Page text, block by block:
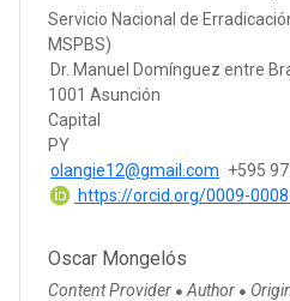
Servicio Nacional de
MSPBS)
Dr. Manuel Domínguez entre
1001 Asunción
Capital
PY
olangie12@gmail.com +595
https://orcid.org/0009-
Oscar Mongelós
Content Provider ● Author ●